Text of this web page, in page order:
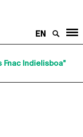
EN
Indielisboa"